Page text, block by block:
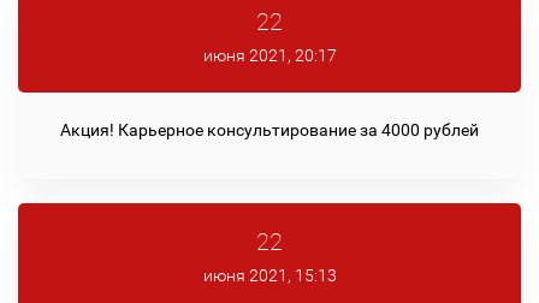
22
июня 2021, 20:17
Акция! Карьерное консультирование за 4000 рублей
22
июня 2021, 15:13